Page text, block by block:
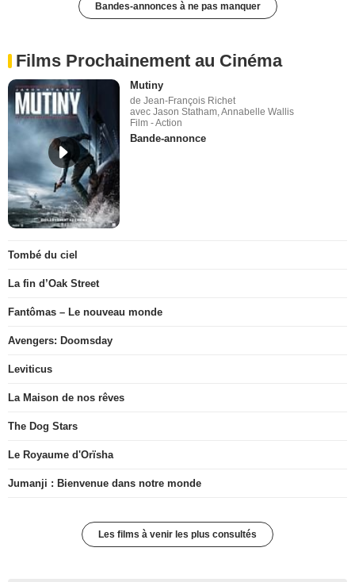
Bandes-annonces à ne pas manquer
Films Prochainement au Cinéma
Mutiny
de Jean-François Richet
avec Jason Statham, Annabelle Wallis
Film - Action
Bande-annonce
Tombé du ciel
La fin d’Oak Street
Fantômas – Le nouveau monde
Avengers: Doomsday
Leviticus
La Maison de nos rêves
The Dog Stars
Le Royaume d'Orïsha
Jumanji : Bienvenue dans notre monde
Les films à venir les plus consultés